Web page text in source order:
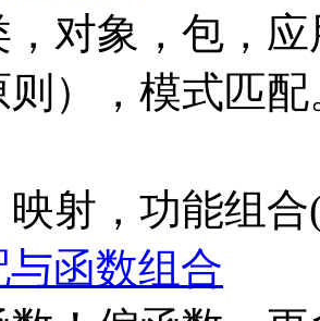
，对象，包，
则），模式匹配
射，功能组合
函数组合